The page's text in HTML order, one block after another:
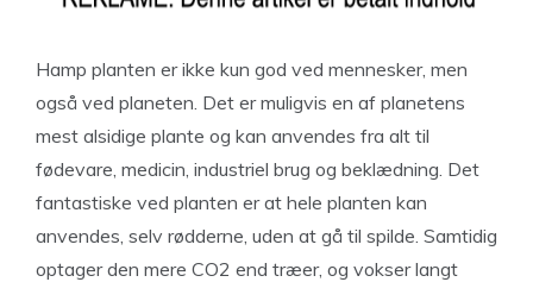
Hamp planten er ikke kun god ved mennesker, men
også ved planeten. Det er muligvis en af planetens
mest alsidige plante og kan anvendes fra alt til
fødevare, medicin, industriel brug og beklædning. Det
fantastiske ved planten er at hele planten kan
anvendes, selv rødderne, uden at gå til spilde. Samtidig
optager den mere CO2 end træer, og vokser langt